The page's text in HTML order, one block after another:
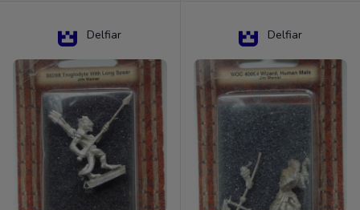
Delfiar Delfiar